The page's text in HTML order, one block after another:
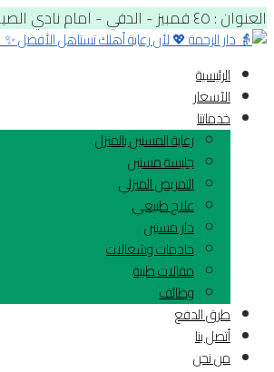
العنوان : ٤٥ قمبيز - الدقي - امام نادي الصيد - الاتصال علي رقم. : 01012566900
الرئيسية
الآسعار
خدماتنا
رعاية المسنين بالمنزل
جليسة مسنين
التمريض المنزلي
علاج طبيعي
دار مسنين
خادمات وشغالات
مقالات طبية
وظائف
طرق الدفع
أتصل بنا
من نحن